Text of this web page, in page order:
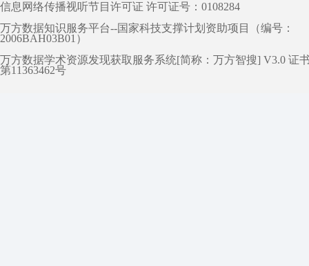
信息网络传播视听节目许可证 许可证号：0108284
万方数据知识服务平台--国家科技支撑计划资助项目（编号：
2006BAH03B01）
万方数据学术资源发现获取服务系统[简称：万方智搜] V3.0 证
第11363462号